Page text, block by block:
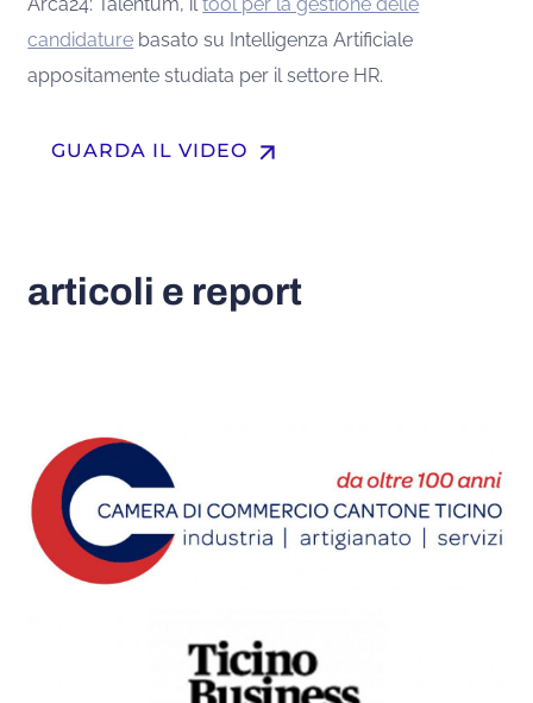
candidature basato su Intelligenza Artificiale
appositamente studiata per il settore HR.
GUARDA IL VIDEO arrow_upward
articoli e report